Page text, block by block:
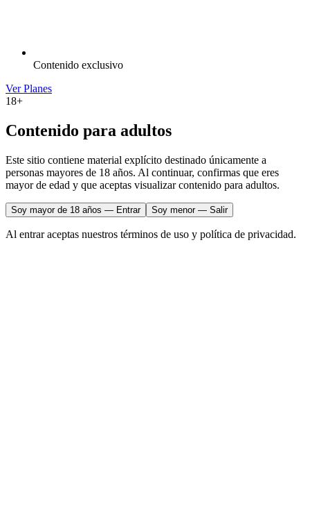
Contenido exclusivo
Ver Planes
18+
Contenido para adultos
Este sitio contiene material explícito destinado únicamente a
personas mayores de 18 años. Al continuar, confirmas que eres
mayor de edad y que aceptas visualizar contenido para adultos.
Soy mayor de 18 años — Entrar Soy menor — Salir
Al entrar aceptas nuestros términos de uso y política de privacidad.